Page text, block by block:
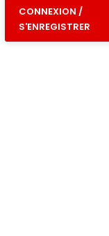
CONNEXION /
S'ENREGISTRER